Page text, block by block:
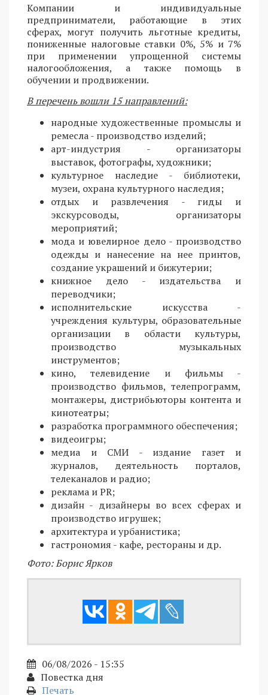
Компании и индивидуальные
предприниматели, работающие в этих
сферах, могут получить льготные кредиты,
пониженные налоговые ставки 0%, 5% и 7%
при применении упрощенной системы
налогообложения, а также помощь в
обучении и продвижении.
В перечень вошли 15 направлений:
народные художественные промыслы и
ремесла - производство изделий;
арт-индустрия - организаторы
выставок, фотографы, художники;
культурное наследие - библиотеки,
музеи, охрана культурного наследия;
отдых и развлечения - гиды и
экскурсоводы, организаторы
мероприятий;
мода и ювелирное дело - производство
одежды и нанесение на нее принтов,
создание украшений и бижутерии;
книжное дело - издательства и
переводчики;
исполнительские искусства -
учреждения культуры, образовательные
организации в области культуры,
производство музыкальных
инструментов;
кино, телевидение и фильмы -
производство фильмов, телепрограмм,
монтажеры, дистрибьюторы контента и
кинотеатры;
разработка программного обеспечения;
видеоигры;
медиа и СМИ - издание газет и
журналов, деятельность порталов,
телеканалов и радио;
реклама и PR;
дизайн - дизайнеры во всех сферах и
производство игрушек;
архитектура и урбанистика;
гастрономия - кафе, рестораны и др.
Фото: Борис Ярков
06/08/2026 - 15:35
Повестка дня
Печать